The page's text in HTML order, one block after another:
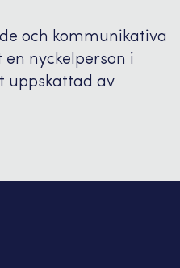
och kommunikativa
nyckelperson i
uppskattad av